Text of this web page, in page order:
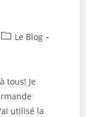
PostLe Blog
tous! Je
utilisé la